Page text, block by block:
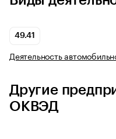
49.41
Деятельность
Другие
ОКВЭД